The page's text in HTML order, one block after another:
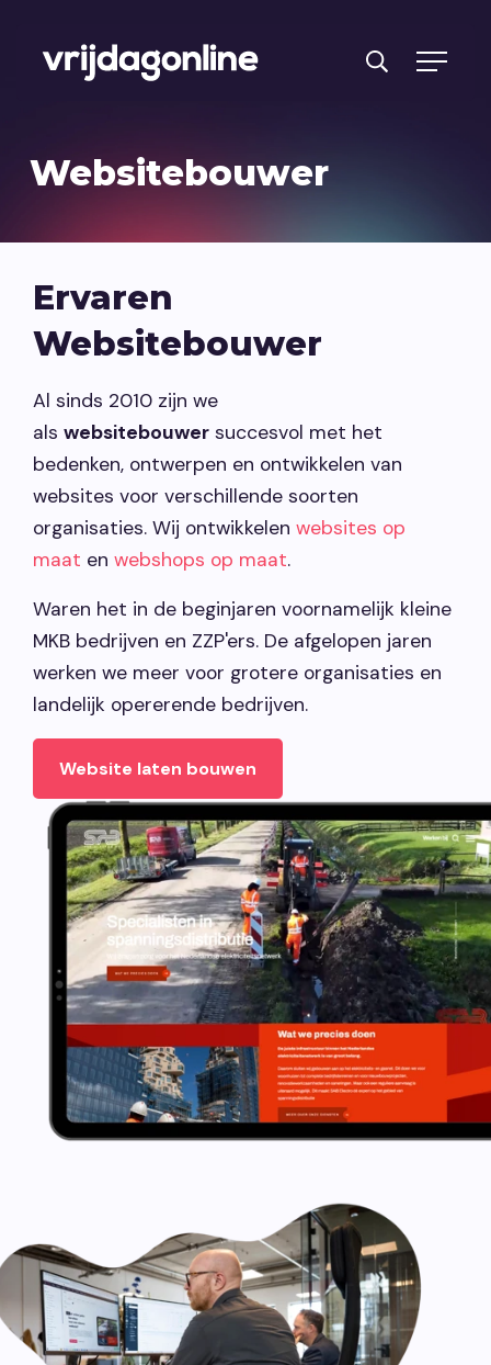
PRFT® werkwijze
Cases
Over ons
Branches
Reviews
Kennisbank
Vacatures
Contact opnemen
Websitebouwer
Ervaren
Websitebouwer
Al sinds 2010 zijn we
als websitebouwer succesvol met het
bedenken, ontwerpen en ontwikkelen van
websites voor verschillende soorten
organisaties. Wij ontwikkelen websites op
maat en webshops op maat.
Waren het in de beginjaren voornamelijk kleine
MKB bedrijven en ZZP'ers. De afgelopen jaren
werken we meer voor grotere organisaties en
landelijk opererende bedrijven.
Website laten bouwen